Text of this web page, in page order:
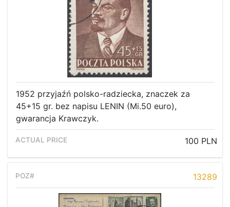
1952 przyjaźń polsko-radziecka, znaczek za
45+15 gr. bez napisu LENIN (Mi.50 euro),
gwarancja Krawczyk.
100 PLN
13289